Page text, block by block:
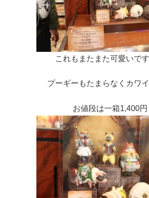
これもまたまた可愛いで
プーギーもたまらなくカワ
お値段は一箱1,400円